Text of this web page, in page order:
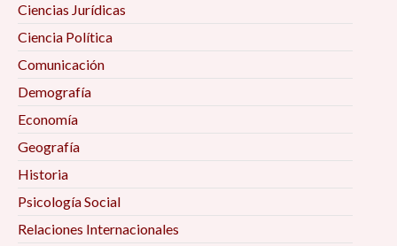
Ciencias Jurídicas
Ciencia Política
Comunicación
Demografía
Economía
Geografía
Historia
Psicología Social
Relaciones Internacionales